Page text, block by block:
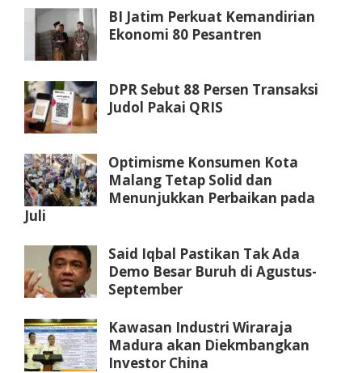
BI Jatim Perkuat Kemandirian
Ekonomi 80 Pesantren
DPR Sebut 88 Persen Transaksi
Judol Pakai QRIS
Optimisme Konsumen Kota
Malang Tetap Solid dan
Menunjukkan Perbaikan pada
Juli
Said Iqbal Pastikan Tak Ada
Demo Besar Buruh di Agustus-
September
Kawasan Industri Wiraraja
Madura akan Diekmbangkan
Investor China